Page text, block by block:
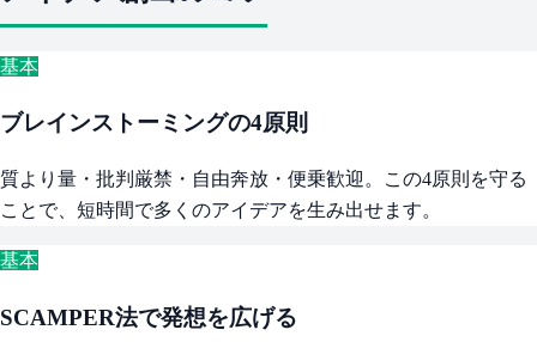
基本
ブレインストーミングの4原則
質より量・批判厳禁・自由奔放・便乗歓迎。この4原則を守る
ことで、短時間で多くのアイデアを生み出せます。
基本
SCAMPER法で発想を広げる